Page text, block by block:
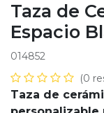
Taza de
Espacio
014852
(0
Taza de